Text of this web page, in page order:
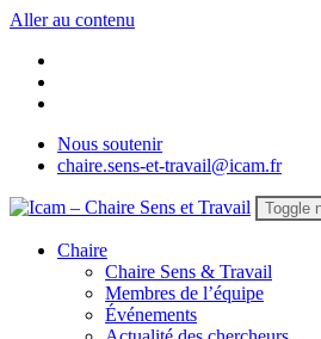
Aller au contenu
Nous soutenir
chaire.sens-et-travail@icam.fr
Toggle
Chaire
Chaire Sens & Travail
Membres de l’équipe
Événements